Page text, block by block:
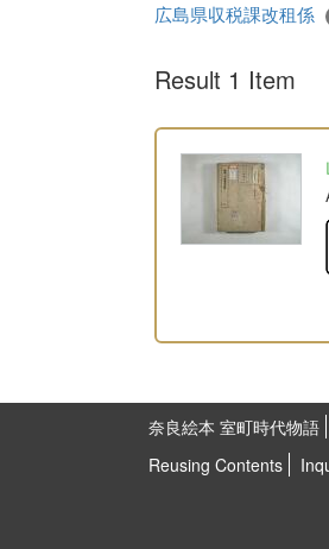
広島県収税課改租係
Result 1 Item
奈良絵本 室町時代物語
Reusing Contents